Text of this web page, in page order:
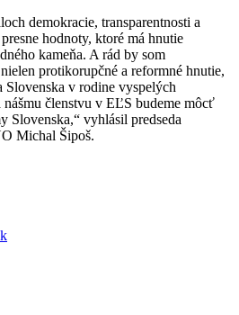
demokracie, transparentnosti a
hodnoty, ktoré má hnutie
kameňa. A rád by som
protikorupčné a reformné hnutie,
Slovenska v rodine vyspelých
členstvu v EĽS budeme môcť
Slovenska,“ vyhlásil predseda
Michal Šipoš.